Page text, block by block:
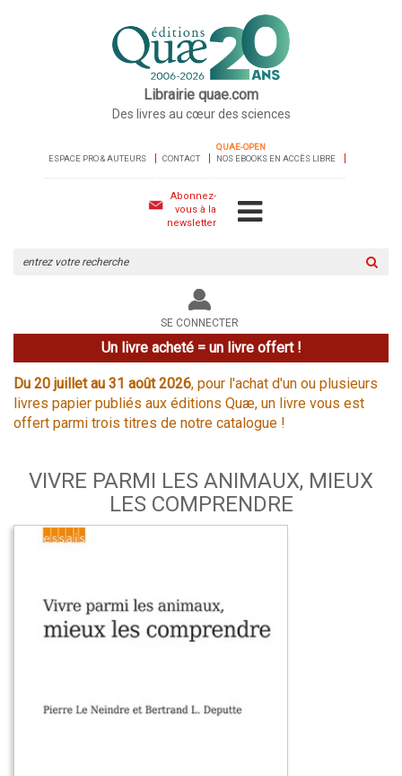
Librairie quae.com
Des livres au cœur des sciences
ESPACE PRO & AUTEURS CONTACT
QUAE-OPEN
NOS EBOOKS EN ACCÈS LIBRE
Abonnez-
vous à la
newsletter
le
site
SE CONNECTER
Un livre acheté = un livre offert !
Du 20 juillet au 31 août 2026, pour l'achat d'un ou plusieurs
livres papier publiés aux éditions Quæ, un livre vous est
offert parmi trois titres de notre catalogue !
VIVRE PARMI LES ANIMAUX, MIEUX
LES COMPRENDRE